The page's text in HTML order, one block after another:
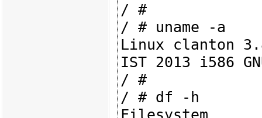
/ #
/ # uname -a
Linux clanton
IST 2013 i586
/ #
/ # df -h